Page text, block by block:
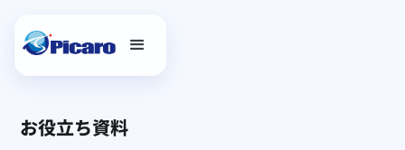
お役立ち資料